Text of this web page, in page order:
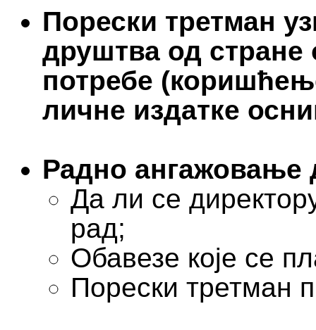
Порески третман
друштва од стране
потребе
личне издатке
Радно ангажовање
Да ли се
рад;
Обавезе које се
Порески третман